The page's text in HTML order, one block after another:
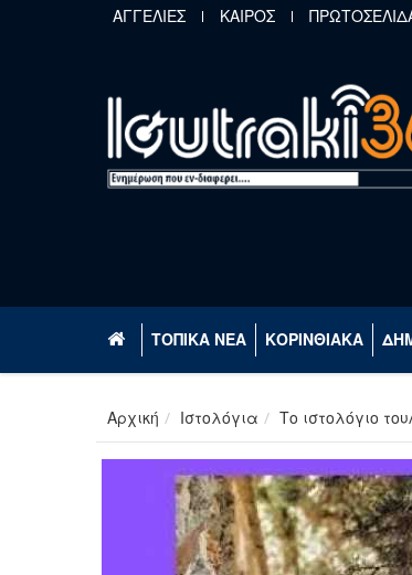
Παράκαμψη προς το κυρίως περιεχόμενο
ΑΓΓΕΛΙΕΣ ΚΑΙΡΟΣ
ΤΟΠΙΚΑ ΝΕΑ ΚΟΡΙΝΘΙΑΚΑ
Αρχική Ιστολόγια Το ιστολόγιο